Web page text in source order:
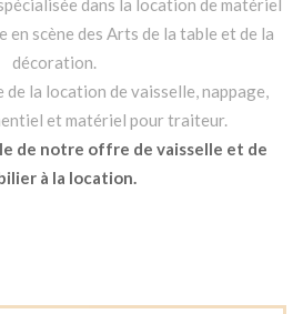
dans la location de matériel
en scène des Arts de la table et de la
décoration.
la location de vaisselle, nappage,
et matériel pour traiteur.
de notre offre de vaisselle et de
à la location.